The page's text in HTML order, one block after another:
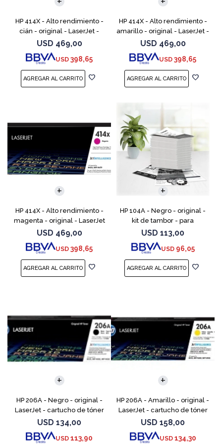
HP 414X - Alto rendimiento -
cián - original - LaserJet -
cartucho de tóner (W2021X) -
para Color LaserJet
Enterprise M455, MFP
USD 469,00
USD 398,65
HP 414X - Alto rendimiento -
amarillo - original - LaserJet -
cartucho de tóner (W2022X) -
para Color LaserJet
Enterprise M455,
USD 469,00
USD 398,65
HP 414X - Alto rendimiento -
magenta - original - LaserJet
- cartucho de tóner (W2023X)
- para Color LaserJet
Enterprise M455, M
USD 469,00
USD 398,65
HP 104A - Negro - original -
kit de tambor - para
Neverstop Laser 1000a,
1000n, 1000w, MFP 1200a, MFP
1200n, MFP 1200nw, MFP 120
USD 113,00
USD 96,05
HP 206A - Negro - original -
LaserJet - cartucho de tóner
(W2110A) - para Color
LaserJet Pro M255, M283, MFP
M282, MFP M283
USD 134,00
USD 113,90
HP 206A - Amarillo - original -
LaserJet - cartucho de tóner
(W2112A) - para Color
LaserJet Pro M255, M283, MFP
M282, MFP M283
USD 158,00
USD 134,30